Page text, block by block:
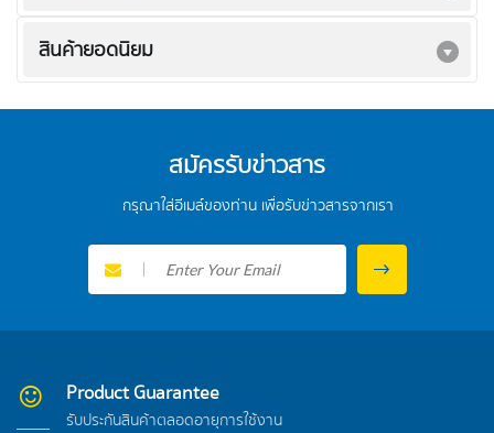
สินค้ายอดนิยม
สมัครรับข่าวสาร
กรุณาใส่อีเมล์ของท่าน เพื่อรับข่าวสารจากเรา
Product Guarantee
รับประกันสินค้าตลอดอายุการใช้งาน